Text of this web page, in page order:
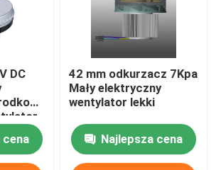
paliwowych
chłodzącej
poduszkowej
Blower
DC
cena
42 mm odkurzacz 7Kpa
Mały elektryczny
wentylator lekki
Najlepsza cena